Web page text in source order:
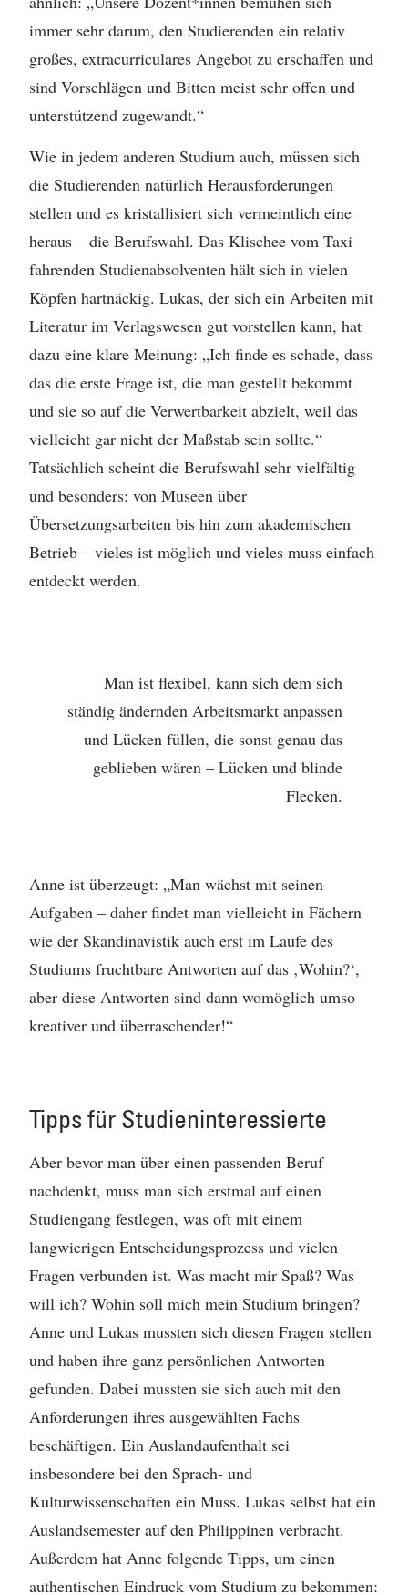
immer sehr darum, den Studierenden ein relativ
großes, extracurriculares Angebot zu erschaffen und
sind Vorschlägen und Bitten meist sehr offen und
unterstützend zugewandt.“
Wie in jedem anderen Studium auch, müssen sich
die Studierenden natürlich Herausforderungen
stellen und es kristallisiert sich vermeintlich eine
heraus – die Berufswahl. Das Klischee vom Taxi
fahrenden Studienabsolventen hält sich in vielen
Köpfen hartnäckig. Lukas, der sich ein Arbeiten mit
Literatur im Verlagswesen gut vorstellen kann, hat
dazu eine klare Meinung: „Ich finde es schade, dass
das die erste Frage ist, die man gestellt bekommt
und sie so auf die Verwertbarkeit abzielt, weil das
vielleicht gar nicht der Maßstab sein sollte.“
Tatsächlich scheint die Berufswahl sehr vielfältig
und besonders: von Museen über
Übersetzungsarbeiten bis hin zum akademischen
Betrieb – vieles ist möglich und vieles muss einfach
entdeckt werden.
Man ist flexibel, kann sich dem sich
ständig ändernden Arbeitsmarkt anpassen
und Lücken füllen, die sonst genau das
geblieben wären – Lücken und blinde
Flecken.
Anne ist überzeugt: „Man wächst mit seinen
Aufgaben – daher findet man vielleicht in Fächern
wie der Skandinavistik auch erst im Laufe des
Studiums fruchtbare Antworten auf das ‚Wohin?‘,
aber diese Antworten sind dann womöglich umso
kreativer und überraschender!“
Tipps für Studieninteressierte
Aber bevor man über einen passenden Beruf
nachdenkt, muss man sich erstmal auf einen
Studiengang festlegen, was oft mit einem
langwierigen Entscheidungsprozess und vielen
Fragen verbunden ist. Was macht mir Spaß? Was
will ich? Wohin soll mich mein Studium bringen?
Anne und Lukas mussten sich diesen Fragen stellen
und haben ihre ganz persönlichen Antworten
gefunden. Dabei mussten sie sich auch mit den
Anforderungen ihres ausgewählten Fachs
beschäftigen. Ein Auslandaufenthalt sei
insbesondere bei den Sprach- und
Kulturwissenschaften ein Muss. Lukas selbst hat ein
Auslandsemester auf den Philippinen verbracht.
Außerdem hat Anne folgende Tipps, um einen
authentischen Eindruck vom Studium zu bekommen: